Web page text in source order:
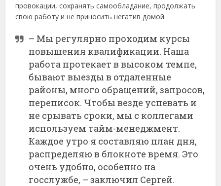
провокации, сохранять самообладание, продолжать
свою работу и не приносить негатив домой.
– Мы регулярно проходим курсы
повышения квалификации. Наша
работа протекает в высоком темпе,
бывают выезды в отдаленные
районы, много обращений, запросов,
переписок. Чтобы везде успевать и
не срывать сроки, мы с коллегами
используем тайм-менеджмент.
Каждое утро я составляю план дня,
распределяю в блокноте время. Это
очень удобно, особенно на
госслужбе, – заключил Сергей.